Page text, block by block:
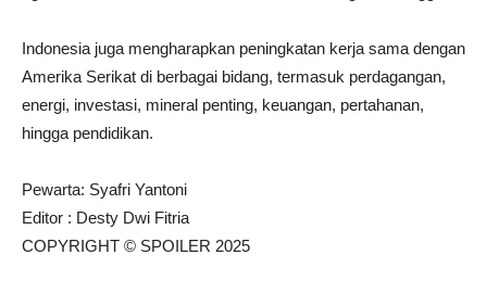
Indonesia juga mengharapkan peningkatan kerja sama dengan
Amerika Serikat di berbagai bidang, termasuk perdagangan,
energi, investasi, mineral penting, keuangan, pertahanan,
hingga pendidikan.
Pewarta: Syafri Yantoni
Editor : Desty Dwi Fitria
COPYRIGHT © SPOILER 2025